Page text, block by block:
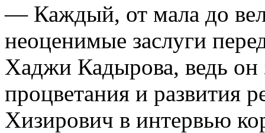
— Каждый, от мала до
неоценимые заслуги
Хаджи Кадырова, ведь
процветания и развития
Хизирович в интервью